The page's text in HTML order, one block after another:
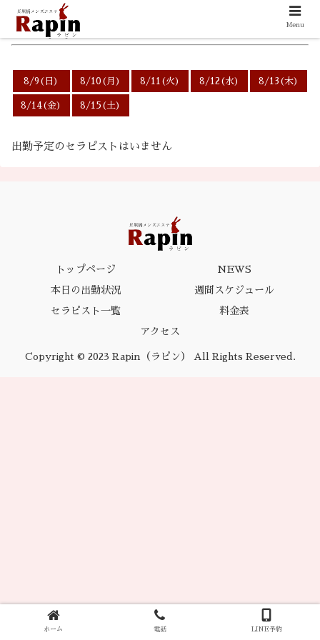
6/11(木)の出勤スケジュール
8/9(日) 8/10(月) 8/11(火) 8/12(水) 8/13(木)
8/14(金) 8/15(土)
出勤予定のセラピストはいません
トップページ NEWS
本日の出勤状況 週間スケジュール
セラピスト一覧 料金表
アクセス
Copyright © 2023 Rapin（ラピン） All Rights Reserved.
Menu
ホーム 電話 LINE予約